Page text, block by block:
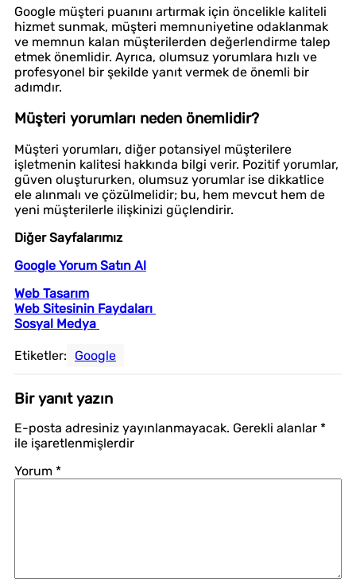
Google müşteri puanını artırmak için öncelikle kaliteli
hizmet sunmak, müşteri memnuniyetine odaklanmak
ve memnun kalan müşterilerden değerlendirme talep
etmek önemlidir. Ayrıca, olumsuz yorumlara hızlı ve
profesyonel bir şekilde yanıt vermek de önemli bir
adımdır.
Müşteri yorumları neden önemlidir?
Müşteri yorumları, diğer potansiyel müşterilere
işletmenin kalitesi hakkında bilgi verir. Pozitif yorumlar,
güven oluştururken, olumsuz yorumlar ise dikkatlice
ele alınmalı ve çözülmelidir; bu, hem mevcut hem de
yeni müşterilerle ilişkinizi güçlendirir.
Diğer Sayfalarımız
Google Yorum Satın Al
Web Tasarım
Web Sitesinin Faydaları
Sosyal Medya
Etiketler: Google
Bir yanıt yazın
E-posta adresiniz yayınlanmayacak. Gerekli alanlar *
ile işaretlenmişlerdir
Yorum *